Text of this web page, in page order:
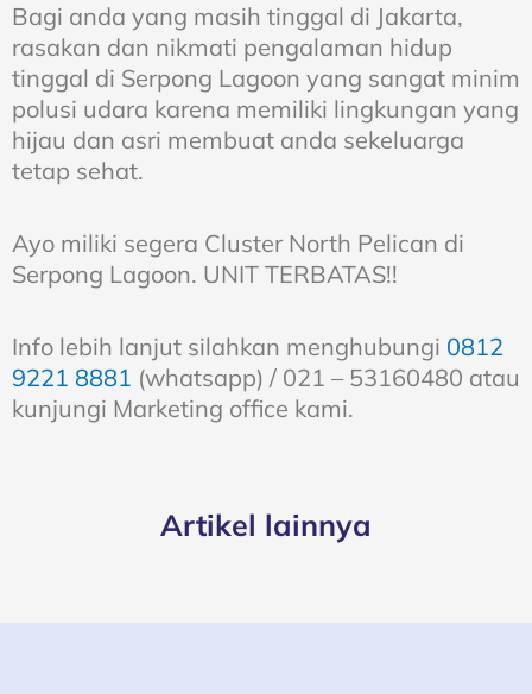
Bagi anda yang masih tinggal di Jakarta,
rasakan dan nikmati pengalaman hidup
tinggal di Serpong Lagoon yang sangat minim
polusi udara karena memiliki lingkungan yang
hijau dan asri membuat anda sekeluarga
tetap sehat.
Ayo miliki segera Cluster North Pelican di
Serpong Lagoon. UNIT TERBATAS!!
Info lebih lanjut silahkan menghubungi 0812
9221 8881 (whatsapp) / 021 – 53160480 atau
kunjungi Marketing office kami.
Artikel lainnya